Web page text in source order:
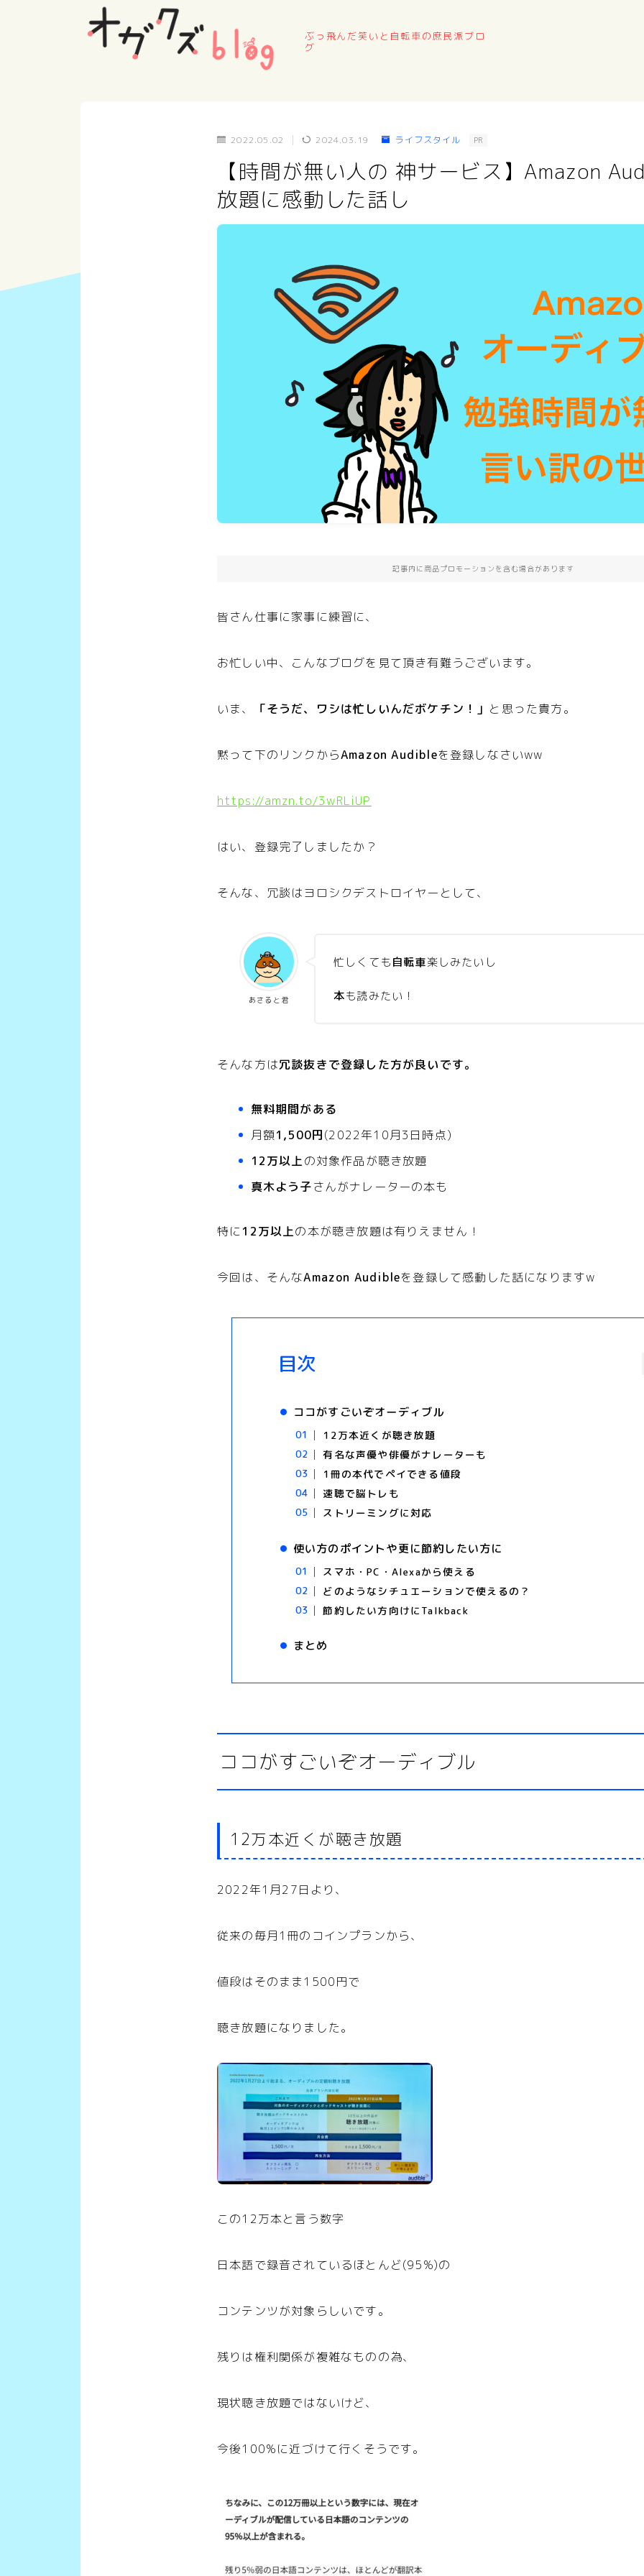
ぶっ飛んだ笑いと自転車の庶民派ブロ
グ
2022.05.02 2024.03.19 ライフスタイル PR
【時間が無い人の 神サービス】Amazon
放題に感動した話し
記事内に商品プロモーションを含む場合があります
皆さん仕事に家事に練習に、
お忙しい中、こんなブログを見て頂き有難うございます。
いま、 「そうだ、ワシは忙しいんだボケチン！」 と思った貴方。
黙って下のリンクからAmazon Audibleを登録しなさいww
https://amzn.to/3wRLiUP
はい、登録完了しましたか？
そんな、冗談はヨロシクデストロイヤーとして、
あさると君
忙しくても自転車楽しみたいし
本も読みたい！
そんな方は冗談抜きで登録した方が良いです。
無料期間がある
月額1,500円(2022年10月3日時点)
12万以上の対象作品が聴き放題
真木よう子さんがナレーターの本も
特に12万以上の本が聴き放題は有りえません！
今回は、そんなAmazon Audibleを登録して感動した話になりますw
目次
ココがすごいぞオーディブル
12万本近くが聴き放題
有名な声優や俳優がナレーターも
1冊の本代でペイできる値段
速聴で脳トレも
ストリーミングに対応
使い方のポイントや更に節約したい方に
スマホ・PC・Alexaから使える
どのようなシチュエーションで使えるの？
節約したい方向けにTalkback
まとめ
ココがすごいぞオーディブル
12万本近くが聴き放題
2022年1月27日より、
従来の毎月1冊のコインプランから、
値段はそのまま1500円で
聴き放題になりました。
この12万本と言う数字
日本語で録音されているほとんど(95%)の
コンテンツが対象らしいです。
残りは権利関係が複雑なものの為、
現状聴き放題ではないけど、
今後100%に近づけて行くそうです。